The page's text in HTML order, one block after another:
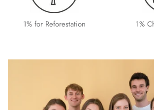
1% for Reforestation 1%